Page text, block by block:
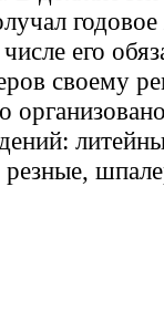
его
своему
резные,